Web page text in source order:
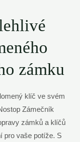
zámku
klíč ve svém
Zámečník
zámků a klíčů
pro vaše potíže. S